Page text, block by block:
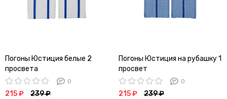
Погоны Юстиция белые 2
просвета
0
215 ₽ 239 ₽
Погоны Юстиция на рубашку 1
просвет
0
215 ₽ 239 ₽